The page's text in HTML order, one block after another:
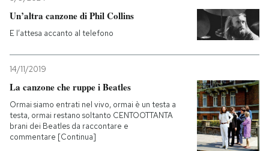
Un’altra canzone di Phil Collins
E l’attesa accanto al telefono
14/11/2019
La canzone che ruppe i Beatles
Ormai siamo entrati nel vivo, ormai è un testa a
testa, ormai restano soltanto CENTOOTTANTA
brani dei Beatles da raccontare e
commentare [Continua]